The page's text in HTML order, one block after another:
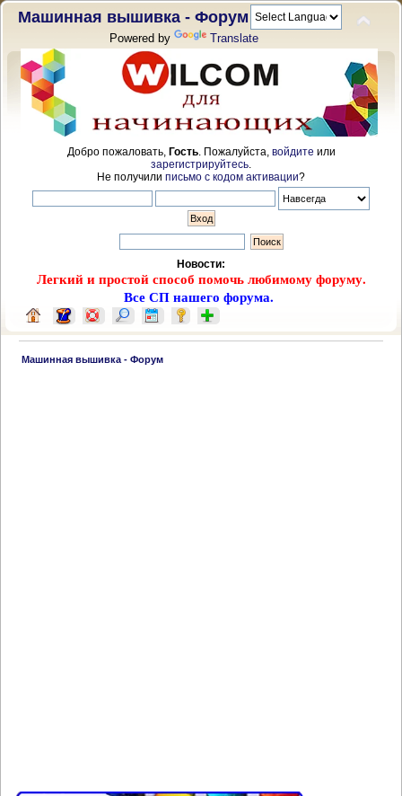
Машинная вышивка - Форум
Powered by Translate
Добро пожаловать, Гость. Пожалуйста, войдите или
зарегистрируйтесь
Не получили письмо с кодом активации?
Новости:
Легкий и простой способ помочь любимому форуму.
Все СП нашего форума.
Машинная вышивка - Форум